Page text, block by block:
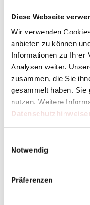
Diese Webseite
Wir verwenden
anbieten zu können
Informationen zu Ihrer
Analysen weiter.
zusammen, die Sie
gesammelt haben. Sie
nutzen. Weitere
Notwendig
Präferenzen